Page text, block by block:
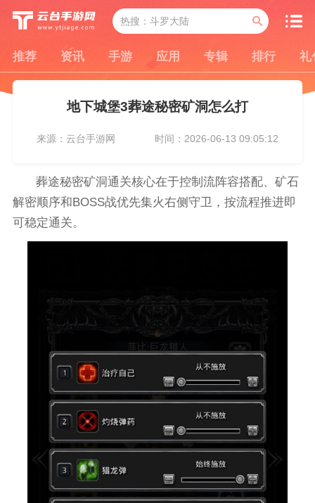
推荐 资讯 手游 应用 专辑 排行 礼
地下城堡3葬途秘密矿洞怎么打
来源：云台手游网 时间：2026-06-13 09:05:12
葬途秘密矿洞通关核心在于控制流阵容搭配、矿石
解密顺序和BOSS战优先集火右侧守卫，按流程推进即
可稳定通关。